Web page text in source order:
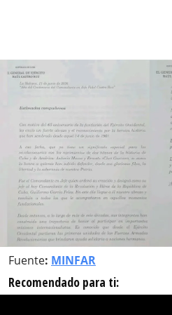
Fuente: MINFAR
Recomendado para ti: